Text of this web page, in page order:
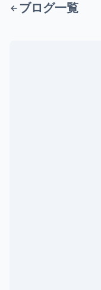
ブログ一覧